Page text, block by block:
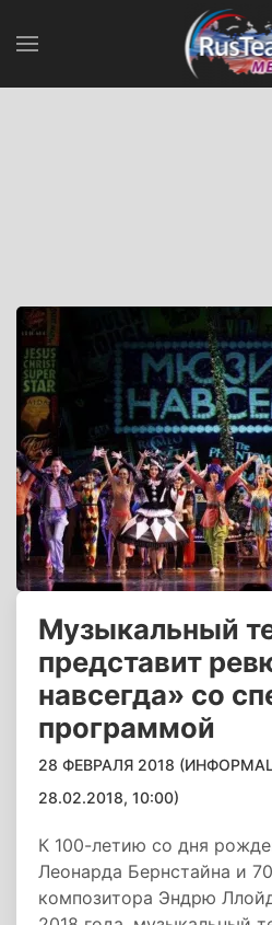
Музыкальный
представит
навсегда» со
программой
28 ФЕВРАЛЯ 2018
28.02.2018, 10:00)
К 100-летию со дня
Леонарда Бернстайна и
композитора Эндрю